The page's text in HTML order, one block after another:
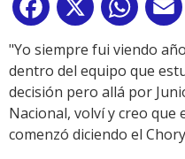
Facebook
X
"Yo siempre fui viendo
dentro del equipo que
decisión pero allá por
Nacional, volví y creo
comenzó diciendo el